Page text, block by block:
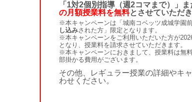
「1対2個別指導（週2コマまで）」
の月額授業料を無料とさせていただき
※本キャンペーンは「城南コベッツ成城学園
し込みされた方」限定となります。
※本キャンペーンをご利用いただいた方が
となり、授業料を請求させていただきます。
※本キャンペーンにおきまして、授業料は無
部掛かる費用がございます。
その他、レギュラー授業の詳細やキ
わせください。